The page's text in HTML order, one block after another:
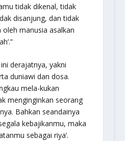
tidak dikenal, tidak
disanjung, dan tidak
manusia asalkan
derajatnya, yakni
duniawi dan dosa.
mela-kukan
menginginkan seorang
Bahkan seandainya
kebajikanmu, maka
sebagai riya’.